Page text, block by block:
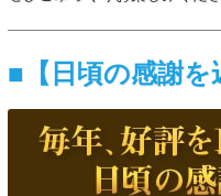
■【日頃の感謝を